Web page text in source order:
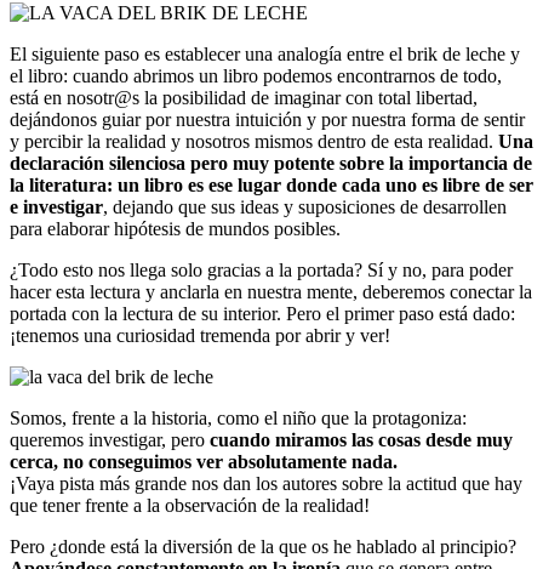
El siguiente paso es establecer una analogía entre el brik de leche y
el libro: cuando abrimos un libro podemos encontrarnos de todo,
está en nosotr@s la posibilidad de imaginar con total libertad,
dejándonos guiar por nuestra intuición y por nuestra forma de sentir
y percibir la realidad y nosotros mismos dentro de esta realidad. Una
declaración silenciosa pero muy potente sobre la importancia de
la literatura: un libro es ese lugar donde cada uno es libre de ser
e investigar, dejando que sus ideas y suposiciones de desarrollen
para elaborar hipótesis de mundos posibles.
¿Todo esto nos llega solo gracias a la portada? Sí y no, para poder
hacer esta lectura y anclarla en nuestra mente, deberemos conectar la
portada con la lectura de su interior. Pero el primer paso está dado:
¡tenemos una curiosidad tremenda por abrir y ver!
Somos, frente a la historia, como el niño que la protagoniza:
queremos investigar, pero cuando miramos las cosas desde muy
cerca, no conseguimos ver absolutamente nada.
¡Vaya pista más grande nos dan los autores sobre la actitud que hay
que tener frente a la observación de la realidad!
Pero ¿donde está la diversión de la que os he hablado al principio?